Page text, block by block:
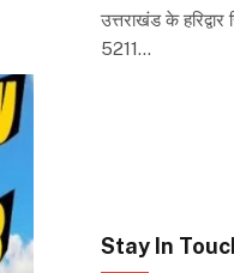
उत्तराखंड के
5211…
Stay In